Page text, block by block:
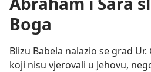
Boga
Blizu Babela nalazio se grad
koji nisu vjerovali u Jehovu,